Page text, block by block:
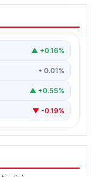
12
▲ +0.16%
• 0.01%
▲ +0.55%
▼ -0.19%